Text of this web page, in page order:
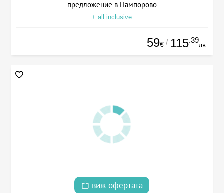
предложение в Пампорово
+ all inclusive
59€ / 115.39
лв.
виж офертата